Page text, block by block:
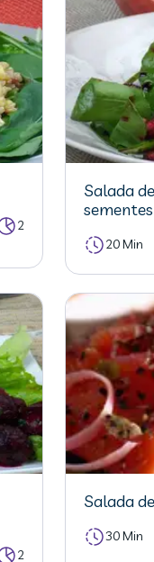
2
Salada
20 Min
2
Salada
30 Min